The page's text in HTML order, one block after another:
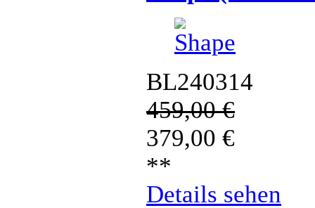
BL240314
459,00€
379,00 €
**
Details sehen